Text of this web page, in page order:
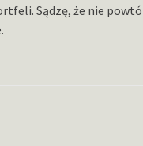
Sądzę, że nie